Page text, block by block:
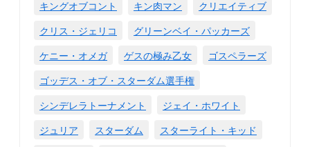
キングオブコント
キン肉マン
クリエイティブ
クリス・ジェリコ
グリーンベイ・パッカーズ
ケニー・オメガ
ゲスの極み乙女
ゴスペラーズ
ゴッデス・オブ・スターダム選手権
シンデレラトーナメント
ジェイ・ホワイト
ジュリア
スターダム
スターライト・キッド